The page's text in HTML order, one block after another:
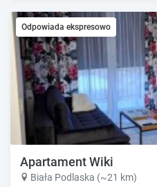
Odpowiada ekspresowo
Apartament Wiki
Biała Podlaska (~21 km)